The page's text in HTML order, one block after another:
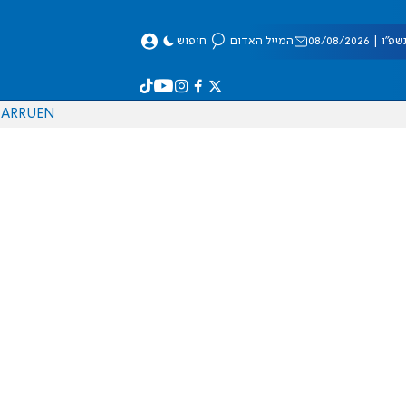
08/2026 המייל האדום חיפוש
EN
RU
AR